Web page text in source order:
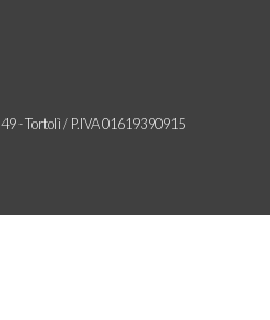
- Tortolì / P.IVA 01619390915